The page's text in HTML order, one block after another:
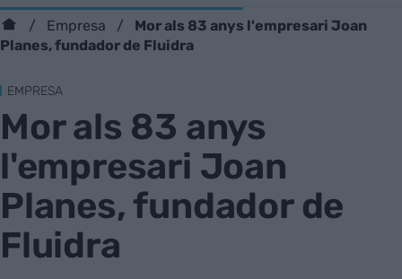
Empresa
Mor als 83 anys l'empresari Joan
Planes, fundador de Fluidra
EMPRESA
Mor als 83 anys
l'empresari Joan
Planes, fundador de
Fluidra